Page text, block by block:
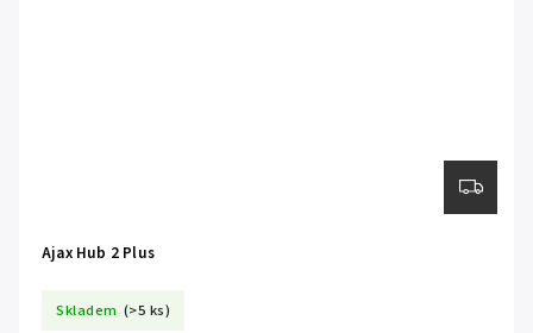
Ajax Hub 2 Plus
Skladem (>5 ks)